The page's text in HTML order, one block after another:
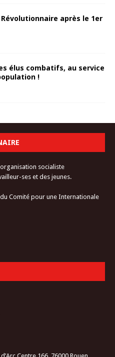
après le 1er
élus combatifs, au service
!
socialiste
ses et des jeunes.
Comité pour une Internationale